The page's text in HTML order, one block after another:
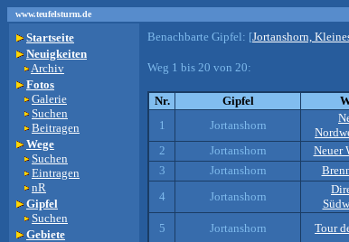
www.teufelsturm.de
Startseite
Neuigkeiten
Archiv
Fotos
Galerie
Suchen
Beitragen
Wege
Suchen
Eintragen
nR
Gipfel
Suchen
Gebiete
Benachbarte Gipfel: [Jortanshorn,
Weg 1 bis 20 von 20:
Nr. Gipfel
1
Jortanshorn
2
Jortanshorn Neuer
3
Jortanshorn
4
Jortanshorn
5 Jortanshorn Tour